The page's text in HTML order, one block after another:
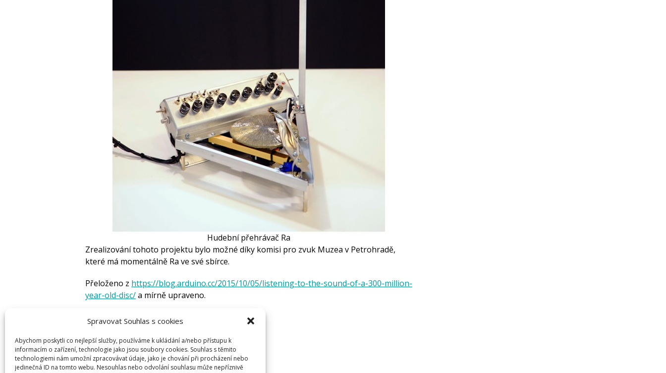
Spravovat Souhlas s cookies
Abychom poskytli co nejlepší služby, používáme k ukládání a/nebo přístupu k
informacím o zařízení, technologie jako jsou soubory cookies. Souhlas s těmito
technologiemi nám umožní zpracovávat údaje, jako je chování při procházení nebo
jedinečná ID na tomto webu. Nesouhlas nebo odvolání souhlasu může nepříznivě
Hudební přehrávač Ra
Zrealizování tohoto projektu bylo možné díky komisi pro zvuk Muzea v Petrohradě,
které má momentálně Ra ve své sbírce.
Přeloženo z https://blog.arduino.cc/2015/10/05/listening-to-the-sound-of-a-300-million-
year-old-disc/a mírně upraveno.
Napsat komentář
Pro přidávání komentářů se musíte nejdříve přihlásit